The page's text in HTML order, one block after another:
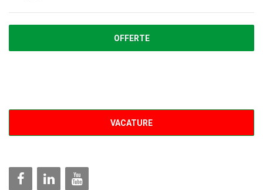
OFFERTE
VACATURE